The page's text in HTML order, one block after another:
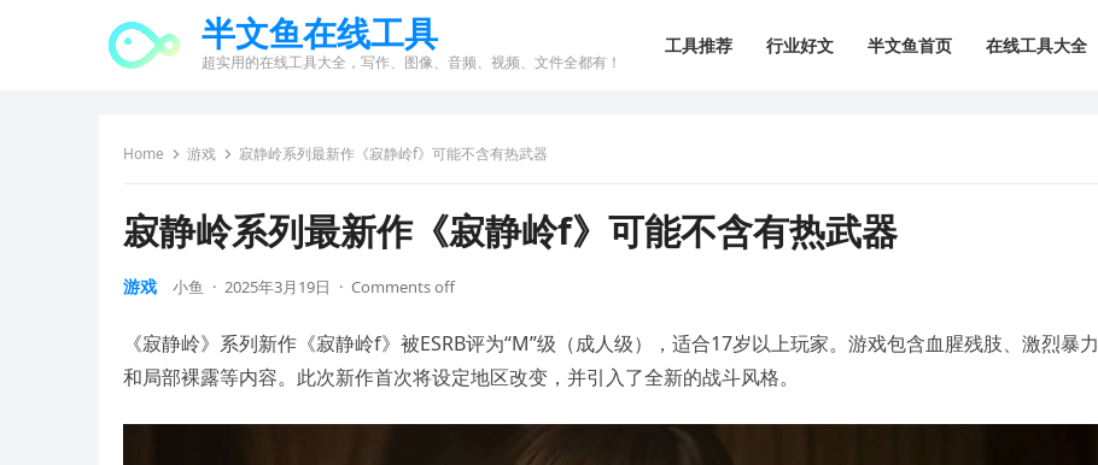
半文鱼在线工具
超实用的在线工具大全，写作、图像、音频、视频、文件全都有！
工具推荐 行业好文 半文鱼首页 在线工具大全
Home 游戏 寂静岭系列最新作《寂静岭f》可能不含有热武器
寂静岭系列最新作《寂静岭f》可能不含有热武器
游戏 小鱼 · 2025年3月19日 · Comments off
《寂静岭》系列新作《寂静岭f》被ESRB评为“M”级（成人级），适合17岁以上玩家。游戏包含血腥残肢、激烈暴力
和局部裸露等内容。此次新作首次将设定地区改变，并引入了全新的战斗风格。